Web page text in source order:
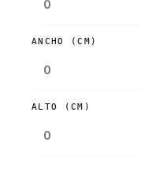
ANCHO (CM)
ALTO (CM)